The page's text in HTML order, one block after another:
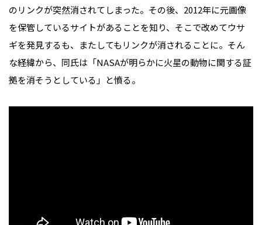
のリンクが突然消されてしまった。その後、2012年に元画像
を保管しているサイトがあることを知り、そこで改めてウサ
ギを発見するも、またしてもリンクが消されることに。そん
な経緯から、同氏は「NASAが明らかに火星の動物に関する証
拠を消そうとしている」と憤る。